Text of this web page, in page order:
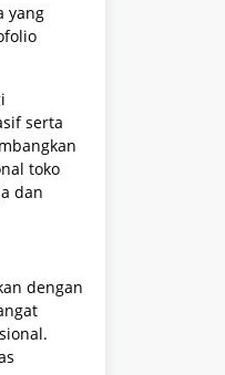
yang
serta
toko
dan
dengan